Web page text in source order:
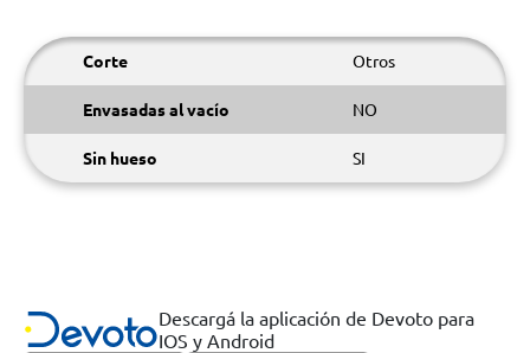
Corte Otros
Envasadas al vacío NO
Sin hueso SI
Descargá la aplicación de Devoto para
IOS y Android